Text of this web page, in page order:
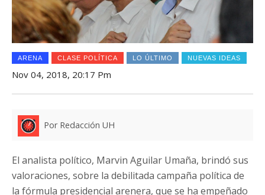
ARENA CLASE POLÍTICA LO ÚLTIMO NUEVAS IDEAS
Nov 04, 2018, 20:17 Pm
Por Redacción UH
El analista político, Marvin Aguilar Umaña, brindó sus
valoraciones, sobre la debilitada campaña política de
la fórmula presidencial arenera, que se ha empeñado